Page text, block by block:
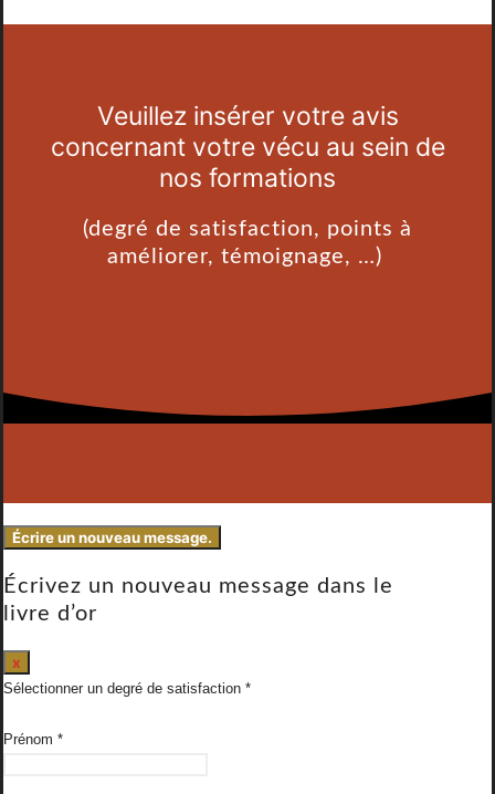
Veuillez insérer votre avis
concernant votre vécu au sein de
nos formations
(degré de satisfaction, points à
améliorer, témoignage, …)
Écrivez un nouveau message dans le
livre d’or
x
ce
formulaire.
Sélectionner un degré de satisfaction
Prénom *